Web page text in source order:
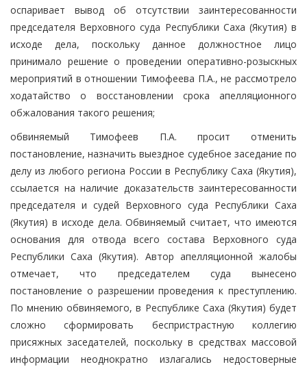
оспаривает вывод об отсутствии заинтересованности
председателя Верховного суда Республики Саха (Якутия) в
исходе дела, поскольку данное должностное лицо
принимало решение о проведении оперативно-розыскных
мероприятий в отношении Тимофеева П.А., не рассмотрело
ходатайство о восстановлении срока апелляционного
обжалования такого решения;
обвиняемый Тимофеев П.А. просит отменить
постановление, назначить выездное судебное заседание по
делу из любого региона России в Республику Саха (Якутия),
ссылается на наличие доказательств заинтересованности
председателя и судей Верховного суда Республики Саха
(Якутия) в исходе дела. Обвиняемый считает, что имеются
основания для отвода всего состава Верховного суда
Республики Саха (Якутия). Автор апелляционной жалобы
отмечает, что председателем суда вынесено
постановление о разрешении проведения к преступлению.
По мнению обвиняемого, в Республике Саха (Якутия) будет
сложно сформировать беспристрастную коллегию
присяжных заседателей, поскольку в средствах массовой
информации неоднократно излагались недостоверные